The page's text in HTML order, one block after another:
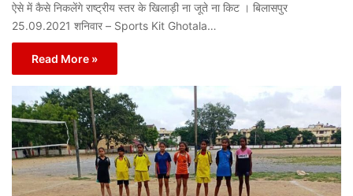
ऐसे में कैसे निकलेंगे राष्ट्रीय स्तर के खिलाड़ी ना जूते ना किट । बिलासपुर
25.09.2021 शनिवार – Sports Kit Ghotala…
Read More »